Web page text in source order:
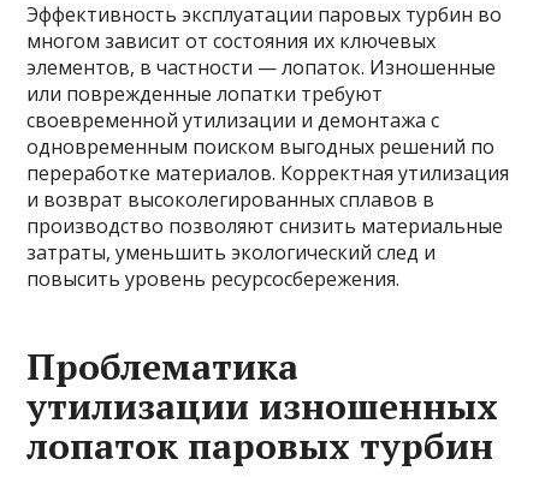
Эффективность эксплуатации паровых турбин во
многом зависит от состояния их ключевых
элементов, в частности — лопаток. Изношенные
или поврежденные лопатки требуют
своевременной утилизации и демонтажа с
одновременным поиском выгодных решений по
переработке материалов. Корректная утилизация
и возврат высоколегированных сплавов в
производство позволяют снизить материальные
затраты, уменьшить экологический след и
повысить уровень ресурсосбережения.
Проблематика
утилизации изношенных
лопаток паровых турбин